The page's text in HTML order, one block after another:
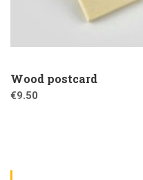
Wood postcard
€9.50